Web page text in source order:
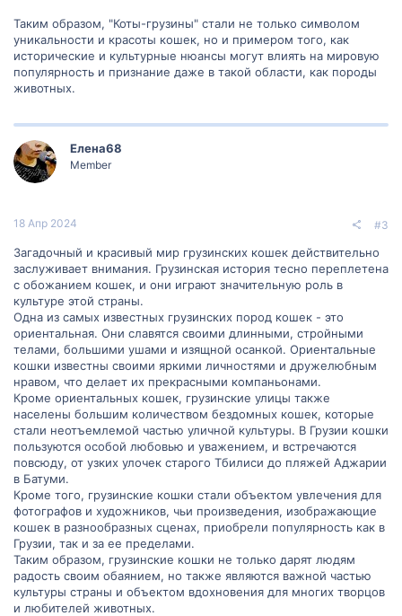
Таким образом, "Коты-грузины" стали не только символом
уникальности и красоты кошек, но и примером того, как
исторические и культурные нюансы могут влиять на мировую
популярность и признание даже в такой области, как породы
животных.
Елена68
Member
18 Апр 2024 #3
Загадочный и красивый мир грузинских кошек действительно
заслуживает внимания. Грузинская история тесно переплетена
с обожанием кошек, и они играют значительную роль в
культуре этой страны.
Одна из самых известных грузинских пород кошек - это
ориентальная. Они славятся своими длинными, стройными
телами, большими ушами и изящной осанкой. Ориентальные
кошки известны своими яркими личностями и дружелюбным
нравом, что делает их прекрасными компаньонами.
Кроме ориентальных кошек, грузинские улицы также
населены большим количеством бездомных кошек, которые
стали неотъемлемой частью уличной культуры. В Грузии кошки
пользуются особой любовью и уважением, и встречаются
повсюду, от узких улочек старого Тбилиси до пляжей Аджарии
в Батуми.
Кроме того, грузинские кошки стали объектом увлечения для
фотографов и художников, чьи произведения, изображающие
кошек в разнообразных сценах, приобрели популярность как в
Грузии, так и за ее пределами.
Таким образом, грузинские кошки не только дарят людям
радость своим обаянием, но также являются важной частью
культуры страны и объектом вдохновения для многих творцов
и любителей животных.